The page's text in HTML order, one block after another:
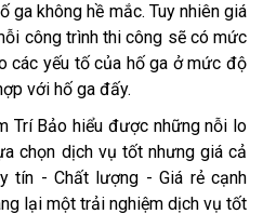
ga không hề mắc. Tuy nhiên giá
công trình thi công sẽ có mức
các yếu tố của hố ga ở mức độ
với hố ga đấy.
Trí Bảo hiểu được những nỗi lo
chọn dịch vụ tốt nhưng giá cả
tín - Chất lượng - Giá rẻ cạnh
lại một trải nghiệm dịch vụ tốt